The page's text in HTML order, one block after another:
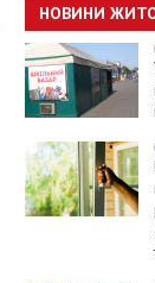
НОВИНИ